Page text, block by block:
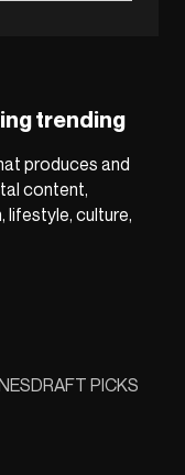
trending
produces and
content,
lifestyle, culture,
DRAFT PICKS